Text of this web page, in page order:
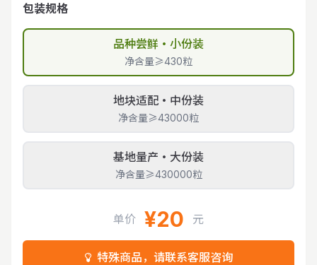
包装规格
品种尝鲜・小份装
净含量≥430粒
地块适配・中份装
净含量≥43000粒
基地量产・大份装
净含量≥430000粒
单价 ¥20 元
特殊商品，请联系客服咨询